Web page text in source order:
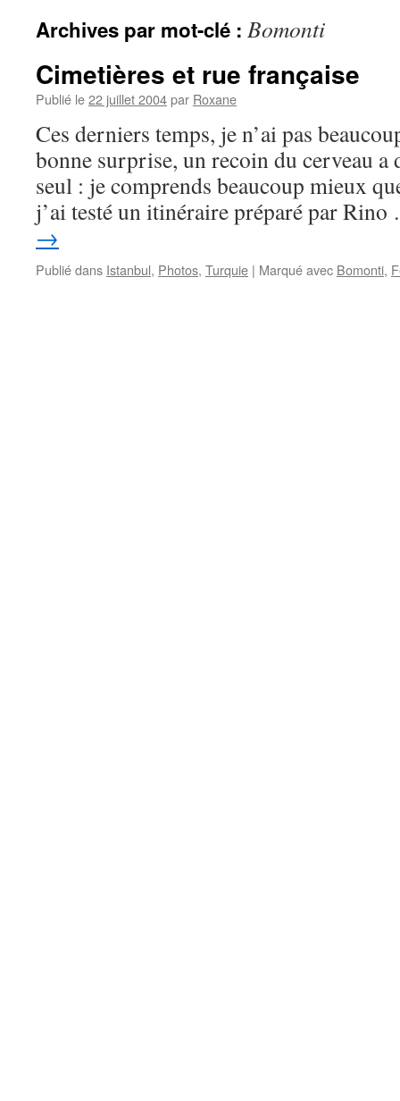
Archives par mot-clé : Bomonti
Cimetières et rue française
Publié le22 juillet 2004par Roxane
Ces derniers temps, je n’ai pas
bonne surprise, un recoin du cerveau a
seul : je comprends beaucoup mieux
j’ai testé un itinéraire préparé par
→
Publié dans Istanbul, Photos, Turquie | Marqué avec Bomonti,